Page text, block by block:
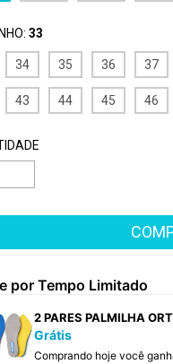
33
34 35 36 37
43 44 45 46
por Tempo Limitado
2 PARES PALMILHA
Grátis
Comprando hoje você